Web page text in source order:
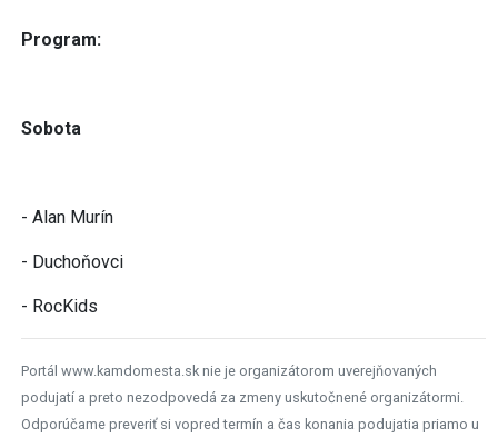
Program:
Sobota
- Alan Murín
- Duchoňovci
- RocKids
Portál www.kamdomesta.sk nie je organizátorom uverejňovaných
podujatí a preto nezodpovedá za zmeny uskutočnené organizátormi.
Odporúčame preveriť si vopred termín a čas konania podujatia priamo u